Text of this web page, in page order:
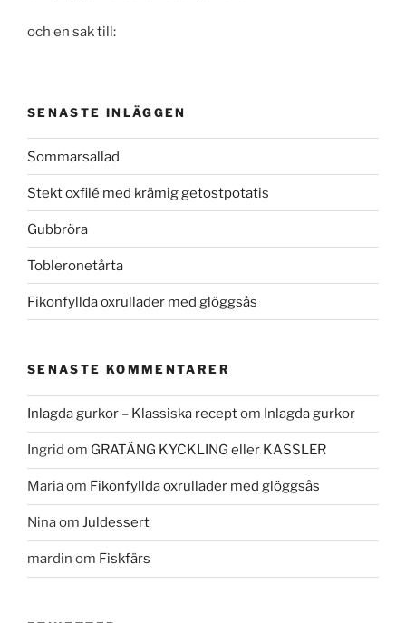
och en sak till:
SENASTE INLÄGGEN
Sommarsallad
Stekt oxfilé med krämig getostpotatis
Gubbröra
Tobleronetårta
Fikonfyllda oxrullader med glöggsås
SENASTE KOMMENTARER
Inlagda gurkor – Klassiska receptom Inlagda gurkor
Ingrid om GRATÄNG KYCKLING eller KASSLER
Mariaom Fikonfyllda oxrullader med glöggsås
Ninaom Juldessert
mardin om Fiskfärs